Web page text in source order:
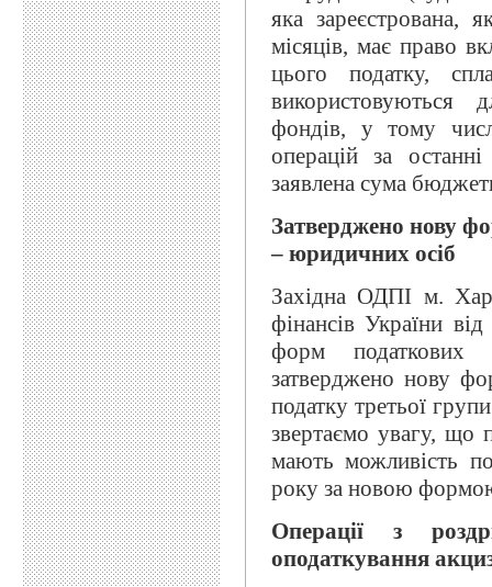
яка
місяців, має право
цього податку,
використовуються
фондів, у тому
операцій за
заявлена сума
Затверджено нову
– юридичних осіб
Західна ОДПІ м.
фінансів України
форм податкових
затверджено нову
податку третьої
звертаємо увагу, що
мають можливість
року за новою
Операції з
оподаткування